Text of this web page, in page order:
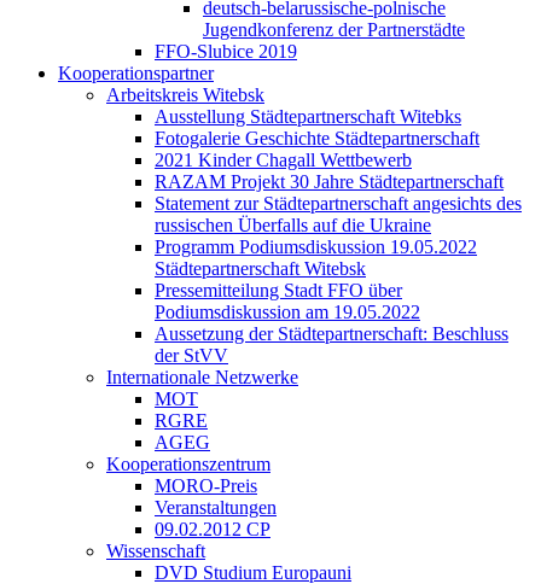
deutsch-belarussische-polnische
Jugendkonferenz der Partnerstädte
FFO-Slubice 2019
Kooperationspartner
Arbeitskreis Witebsk
Ausstellung Städtepartnerschaft Witebks
Fotogalerie Geschichte Städtepartnerschaft
2021 Kinder Chagall Wettbewerb
RAZAM Projekt 30 Jahre Städtepartnerschaft
Statement zur Städtepartnerschaft angesichts des
russischen Überfalls auf die Ukraine
Programm Podiumsdiskussion 19.05.2022
Städtepartnerschaft Witebsk
Pressemitteilung Stadt FFO über
Podiumsdiskussion am 19.05.2022
Aussetzung der Städtepartnerschaft: Beschluss
der StVV
Internationale Netzwerke
MOT
RGRE
AGEG
Kooperationszentrum
MORO-Preis
Veranstaltungen
09.02.2012 CP
Wissenschaft
DVD Studium Europauni